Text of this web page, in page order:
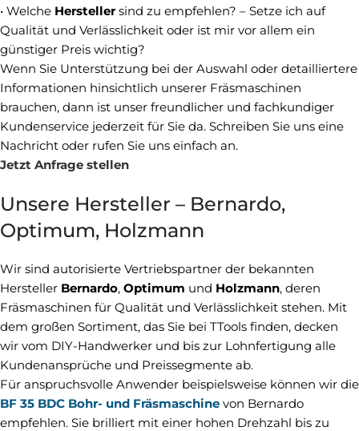
• Welche Herstellersind zu empfehlen? – Setze ich auf
Qualität und Verlässlichkeit oder ist mir vor allem ein
günstiger Preis wichtig?
Wenn Sie Unterstützung bei der Auswahl oder detailliertere
Informationen hinsichtlich unserer Fräsmaschinen
brauchen, dann ist unser freundlicher und fachkundiger
Kundenservice jederzeit für Sie da. Schreiben Sie uns eine
Nachricht oder rufen Sie uns einfach an.
Jetzt Anfrage stellen
Unsere Hersteller – Bernardo,
Optimum, Holzmann
Wir sind autorisierte Vertriebspartner der bekannten
Hersteller Bernardo, Optimum und Holzmann, deren
Fräsmaschinen für Qualität und Verlässlichkeit stehen. Mit
dem großen Sortiment, das Sie bei TTools finden, decken
wir vom DIY-Handwerker und bis zur Lohnfertigung alle
Kundenansprüche und Preissegmente ab.
Für anspruchsvolle Anwender beispielsweise können wir die
BF 35 BDC Bohr- und Fräsmaschine von Bernardo
empfehlen. Sie brilliert mit einer hohen Drehzahl bis zu